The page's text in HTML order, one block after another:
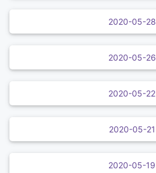
2020-05-28
2020-05-26
2020-05-22
2020-05-21
2020-05-19